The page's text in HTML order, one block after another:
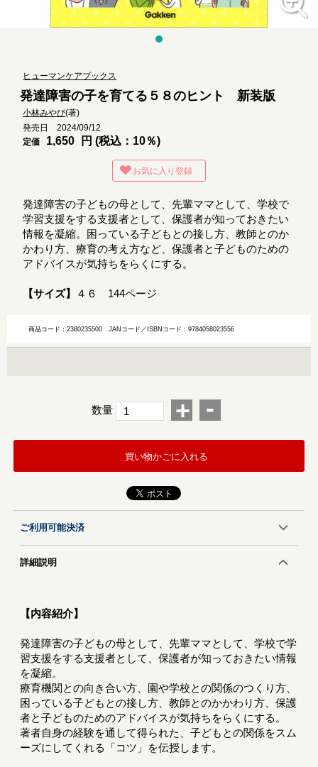
ヒューマンケアブックス
発達障害の子を育てる５８のヒント 新装版
小林みやび(著)
発売日 2024/09/12
定価
1,650 円 (税込：10％)
お気に入り登録
発達障害の子どもの母として、先輩ママとして、学校で
学習支援をする支援者として、保護者が知っておきたい
情報を凝縮。困っている子どもとの接し方、教師とのか
かわり方、療育の考え方など、保護者と子どものための
アドバイスが気持ちをらくにする。
【サイズ】 ４６ 144ページ
商品コード：2380235500JANコード／ISBNコード：9784058023556
数量 + -
買い物かごに入れる
ご利用可能決済
詳細説明
【内容紹介】
発達障害の子どもの母として、先輩ママとして、学校で学
習支援をする支援者として、保護者が知っておきたい情報
を凝縮。
療育機関との向き合い方、園や学校との関係のつくり方、
困っている子どもとの接し方、教師とのかかわり方、保護
者と子どものためのアドバイスが気持ちをらくにする。
著者自身の経験を通して得られた、子どもとの関係をスム
ーズにしてくれる「コツ」を伝授します。